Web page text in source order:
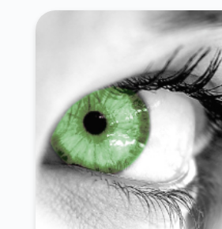
Boissy-sous-Saint-Yon 91790
Bondoufle 91070
Boullay-
Boussy-Saint-Antoine 91800
Boutervilliers 91150
Boutigny-sur-Essonne 91820
Brétigny-sur-Orge 91220
Breux-Jouy 91650
Brières-
Briis-sous-Forges 91640
Brunoy 91800
Bruyères-le-
Buno-Bonnevaux 91720
Bures-sur-Yvette 91440
Chalo-Saint-Mars 91780
Chalou-Moulineux 91740